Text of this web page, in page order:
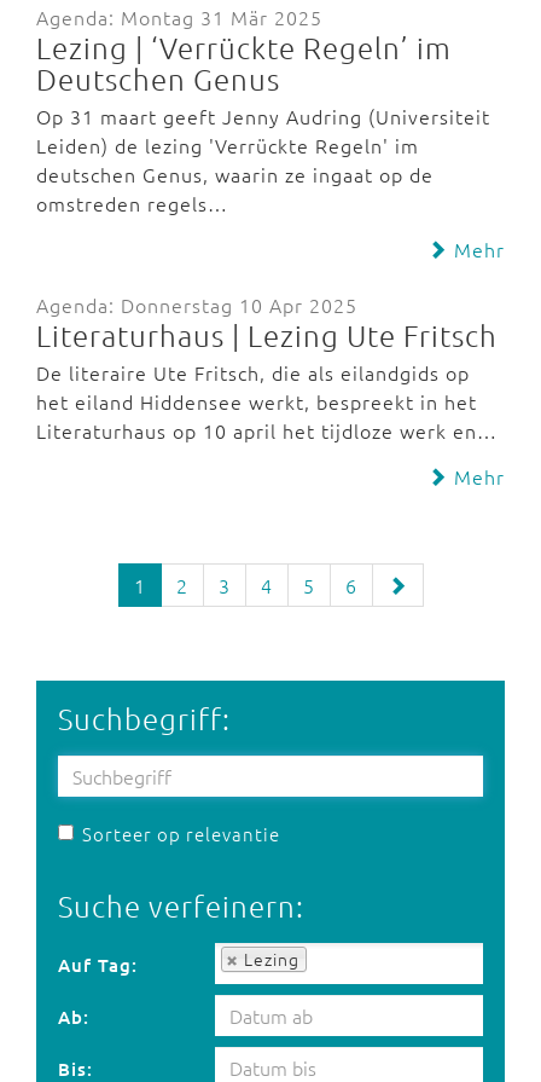
Agenda: Montag 31 Mär 2025
Lezing | ‘Verrückte Regeln’ im
Deutschen Genus
Op 31 maart geeft Jenny Audring (Universiteit
Leiden) de lezing 'Verrückte Regeln' im
deutschen Genus, waarin ze ingaat op de
omstreden regels…
Mehr
Agenda: Donnerstag 10 Apr 2025
Literaturhaus | Lezing Ute Fritsch
De literaire Ute Fritsch, die als eilandgids op
het eiland Hiddensee werkt, bespreekt in het
Literaturhaus op 10 april het tijdloze werk en…
Mehr
1 2 3 4 5 6
Suchbegriff:
Sorteer op relevantie
Suche verfeinern:
Auf Tag: Lezing
Auf Tag:
Ab:
Bis: